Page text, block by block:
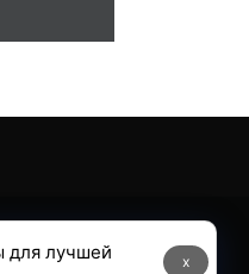
x
для лучшей